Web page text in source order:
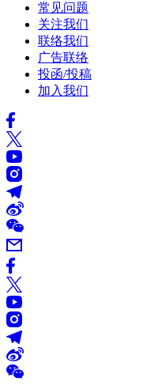
常见问题
关注我们
联络我们
广告联络
投函/投稿
加入我们